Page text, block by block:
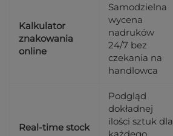
Kalkulator
znakowania
online
Samodzielna
wycena
nadruków
24/7 bez
czekania na
handlowca
Real-time stock
Podgląd
dokładnej
ilości sztuk dla
każdego